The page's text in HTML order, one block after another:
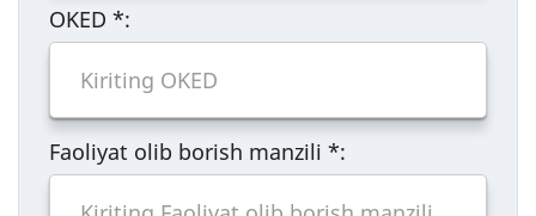
OKED *:
Faoliyat olib borish manzili *: